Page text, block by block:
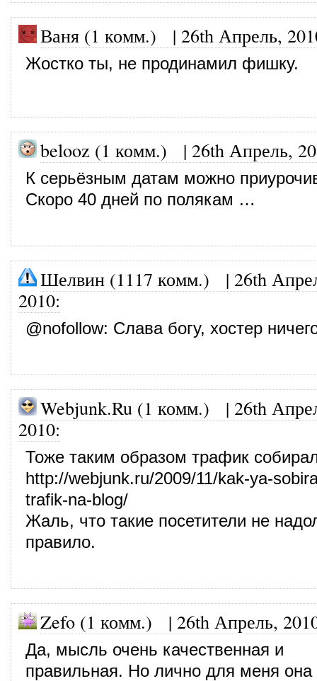
Ваня (1 комм.) | 26th Апрель,
Жостко ты, не продинамил фишку.
belooz (1 комм.) | 26th Апрель,
К серьёзным датам можно
Скоро 40 дней по полякам …
Шелвин (1117 комм.) | 26th
2010:
@nofollow: Слава богу, хостер
Webjunk.Ru (1 комм.) | 26th
2010:
Тоже таким образом трафик
http://webjunk.ru/2009/11/kak-ya-
trafik-na-blog/
Жаль, что такие посетители не
правило.
Zefo (1 комм.) | 26th Апрель,
Да, мысль очень качественная и
правильная. Но лично для меня она